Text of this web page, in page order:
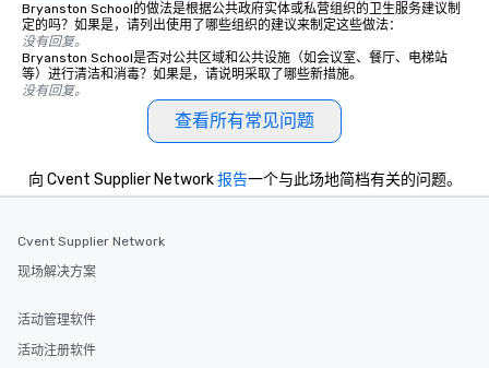
Bryanston School的做法是根据公共政府实体或私营组织的卫生服务建议制
定的吗？如果是，请列出使用了哪些组织的建议来制定这些做法：
没有回复。
Bryanston School是否对公共区域和公共设施（如会议室、餐厅、电梯站
等）进行清洁和消毒？如果是，请说明采取了哪些新措施。
没有回复。
查看所有常见问题
向 Cvent Supplier Network报告一个与此场地简档有关的问题。
Cvent Supplier Network
现场解决方案
活动管理软件
活动注册软件